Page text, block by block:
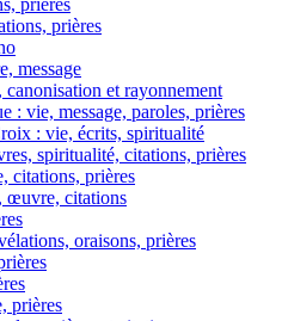
prières
prières
message
et rayonnement
: vie, message, paroles, prières
: vie, écrits, spiritualité
spiritualité, citations, prières
citations, prières
œuvre, citations
oraisons, prières
prières